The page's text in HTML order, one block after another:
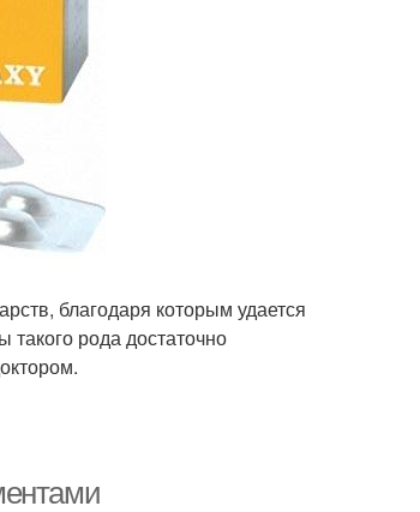
благодаря которым удается
рода достаточно